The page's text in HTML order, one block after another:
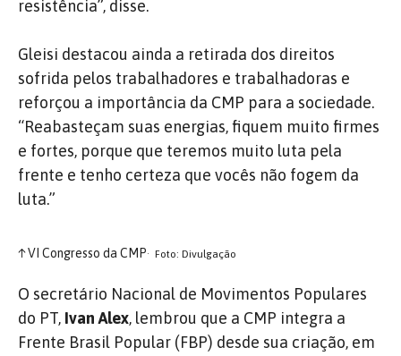
resistência”, disse.
Gleisi destacou ainda a retirada dos direitos
sofrida pelos trabalhadores e trabalhadoras e
reforçou a importância da CMP para a sociedade.
“Reabasteçam suas energias, fiquem muito firmes
e fortes, porque que teremos muito luta pela
frente e tenho certeza que vocês não fogem da
luta.”
↑VI Congresso da CMP Foto: Divulgação
O secretário Nacional de Movimentos Populares
do PT, Ivan Alex, lembrou que a CMP integra a
Frente Brasil Popular (FBP) desde sua criação, em